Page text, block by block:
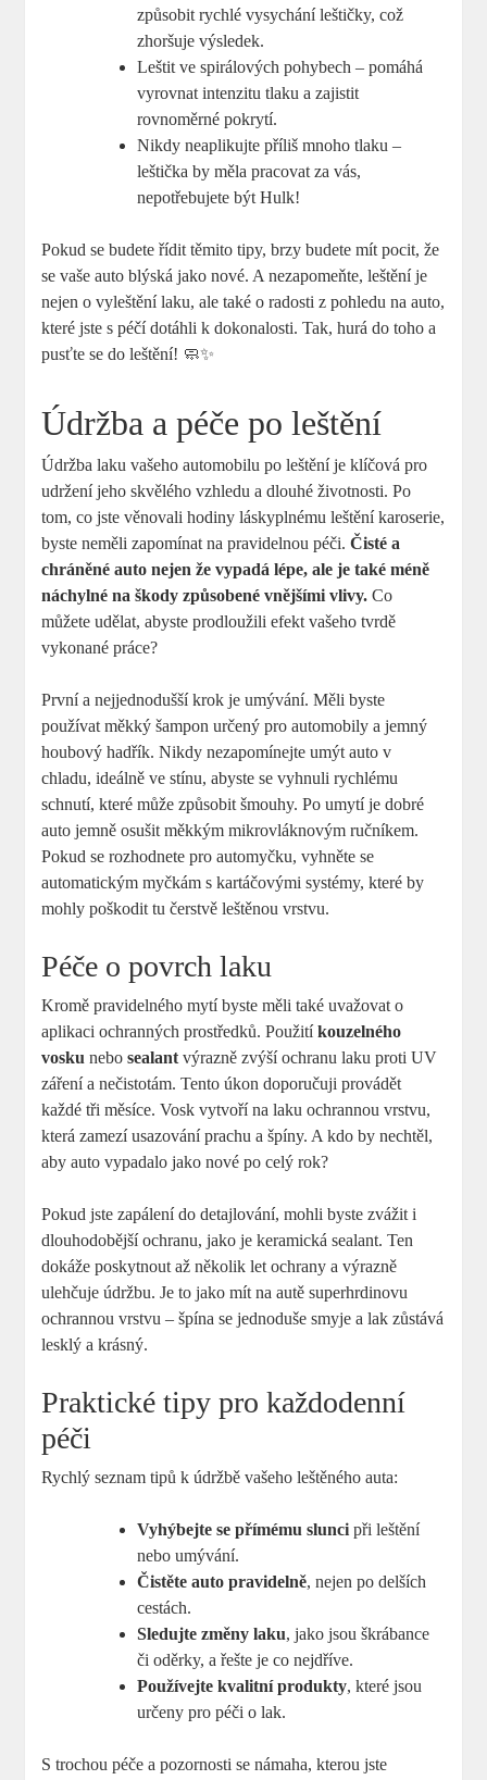
způsobit rychlé vysychání leštičky, což
zhoršuje výsledek.
Leštit ve spirálových pohybech – pomáhá
vyrovnat intenzitu tlaku a zajistit
rovnoměrné pokrytí.
Nikdy neaplikujte příliš mnoho tlaku –
leštička by měla pracovat za vás,
nepotřebujete být Hulk!
Pokud se budete řídit těmito tipy, brzy budete mít pocit, že
se vaše auto blýská jako nové. A nezapomeňte, leštění je
nejen o vyleštění laku, ale také o radosti z pohledu na auto,
které jste s péčí dotáhli k dokonalosti. Tak, hurá do toho a
pusťte se do leštění! 🧼✨
Údržba a péče po leštění
Údržba laku vašeho automobilu po leštění je klíčová pro
udržení jeho skvělého vzhledu a dlouhé životnosti. Po
tom, co jste věnovali hodiny láskyplnému leštění karoserie,
byste neměli zapomínat na pravidelnou péči.Čisté a
chráněné auto nejen že vypadá lépe, ale je také méně
náchylné na škody způsobené vnějšími vlivy. Co
můžete udělat, abyste prodloužili efekt vašeho tvrdě
vykonané práce?
První a nejjednodušší krok je umývání. Měli byste
používat měkký šampon určený pro automobily a jemný
houbový hadřík. Nikdy nezapomínejte umýt auto v
chladu, ideálně ve stínu, abyste se vyhnuli rychlému
schnutí, které může způsobit šmouhy. Po umytí je dobré
auto jemně osušit měkkým mikrovláknovým ručníkem.
Pokud se rozhodnete pro automyčku, vyhněte se
automatickým myčkám s kartáčovými systémy, které by
mohly poškodit tu čerstvě leštěnou vrstvu.
Péče o povrch laku
Kromě pravidelného mytí byste měli také uvažovat o
aplikaci ochranných prostředků. Použitíkouzelného
vosku nebosealant výrazně zvýší ochranu laku proti UV
záření a nečistotám. Tento úkon doporučuji provádět
každé tři měsíce. Vosk vytvoří na laku ochrannou vrstvu,
která zamezí usazování prachu a špíny. A kdo by nechtěl,
aby auto vypadalo jako nové po celý rok?
Pokud jste zapálení do detajlování, mohli byste zvážit i
dlouhodobější ochranu, jako je keramická sealant. Ten
dokáže poskytnout až několik let ochrany a výrazně
ulehčuje údržbu. Je to jako mít na autě superhrdinovu
ochrannou vrstvu – špína se jednoduše smyje a lak zůstává
lesklý a krásný.
Praktické tipy pro každodenní
péči
Rychlý seznam tipů k údržbě vašeho leštěného auta:
Vyhýbejte se přímému slunci při leštění
nebo umývání.
Čistěte auto pravidelně, nejen po delších
cestách.
Sledujte změny laku, jako jsou škrábance
či oděrky, a řešte je co nejdříve.
Používejte kvalitní produkty, které jsou
určeny pro péči o lak.
S trochou péče a pozornosti se námaha, kterou jste